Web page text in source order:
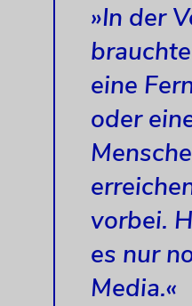
»In der
eine
oder
vorbei.
es nur
Media.«